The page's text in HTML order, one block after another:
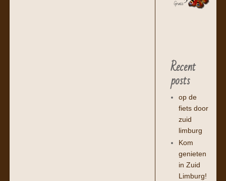
Recent
posts
op de
fiets door
zuid
limburg
Kom
genieten
in Zuid
Limburg!